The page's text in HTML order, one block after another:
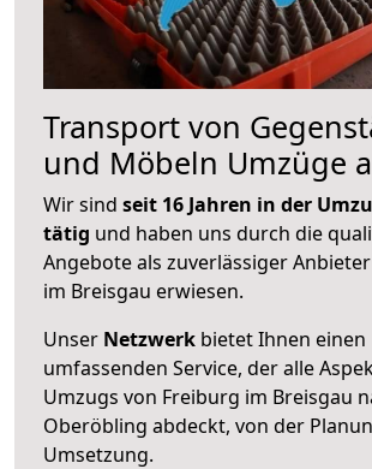
Transport von
und Möbeln Umzüge
Wir sind seit 16 Jahren in der
tätig und haben uns durch die
Angebote als zuverlässiger
im Breisgau erwiesen.
Unser Netzwerk bietet Ihnen einen
umfassenden Service, der alle
Umzugs von Freiburg im Breisgau
Oberöbling abdeckt, von der
Umsetzung.